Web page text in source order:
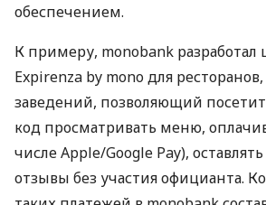
обеспечением.
К примеру, monobank разработал
Expirenza by mono для
заведений, позволяющий
код просматривать меню,
числе Apple/Google Pay),
отзывы без участия официанта.